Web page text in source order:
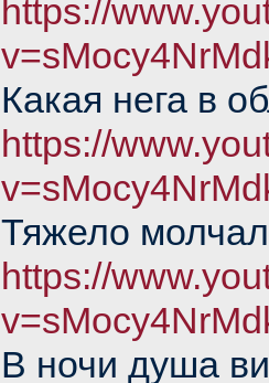
https://
Какая нега в
https://
Тяжело
https://
В ночи душа